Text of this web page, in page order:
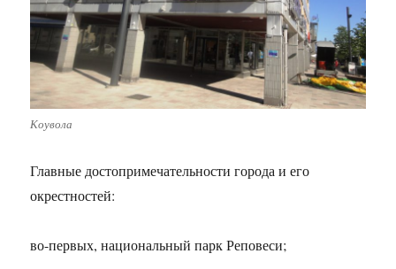
Коувола
Главные достопримечательности города и его
окрестностей:
во-первых, национальный парк Реповеси;